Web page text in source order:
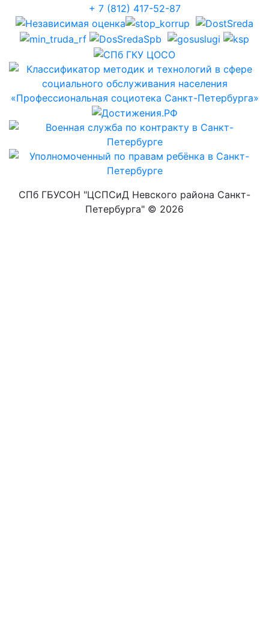
+ 7 (812) 417-52-87
СПб ГБУСОН "ЦСПСиД Невского района Санкт-
Петербурга" © 2026